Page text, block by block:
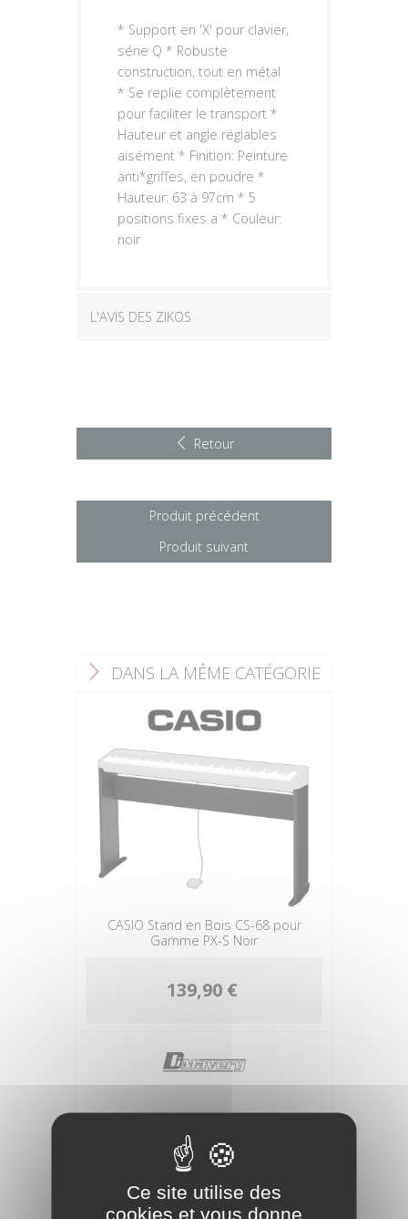
* Support en 'X' pour clavier,
série Q * Robuste
construction, tout en métal
* Se replie complètement
pour faciliter le transport *
Hauteur et angle réglables
aisément * Finition: Peinture
anti*griffes, en poudre *
Hauteur: 63 à 97cm * 5
positions fixes a * Couleur:
noir
L'AVIS DES ZIKOS
Retour
Produit précédent
Produit suivant
F DANS LA MÊME CATÉGORIE
CASIO Stand en Bois CS-68 pour
Gamme PX-S Noir
139,90 €
Ce site utilise des
cookies et vous donne